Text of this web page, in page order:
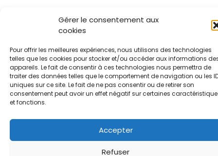
Gérer le consentement aux
cookies
Pour offrir les meilleures expériences, nous utilisons des technologies
telles que les cookies pour stocker et/ou accéder aux informations
appareils. Le fait de consentir à ces technologies nous permettra de
traiter des données telles que le comportement de navigation ou les
uniques sur ce site. Le fait de ne pas consentir ou de retirer son
consentement peut avoir un effet négatif sur certaines
et fonctions.
Accepter
Refuser